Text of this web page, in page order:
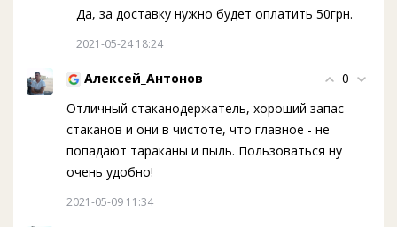
Да, за доставку нужно будет оплатить 50грн.
2021-05-24 18:24
Алексей_Антонов
0
Отличный стаканодержатель, хороший запас
стаканов и они в чистоте, что главное - не
попадают тараканы и пыль. Пользоваться ну
очень удобно!
2021-05-09 11:34